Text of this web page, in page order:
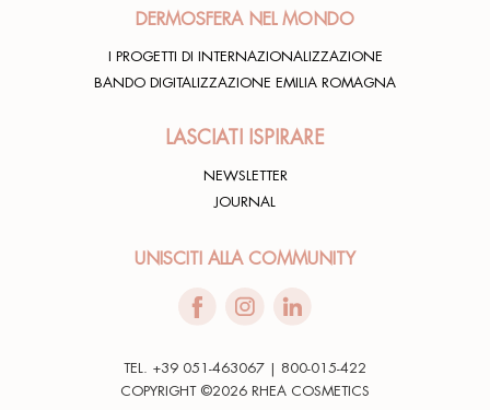
DERMOSFERA NEL MONDO
I PROGETTI DI INTERNAZIONALIZZAZIONE
BANDO DIGITALIZZAZIONE EMILIA ROMAGNA
LASCIATI ISPIRARE
NEWSLETTER
JOURNAL
UNISCITI ALLA COMMUNITY
TEL. +39 051-463067 | 800-015-422
COPYRIGHT ©2026 RHEA COSMETICS